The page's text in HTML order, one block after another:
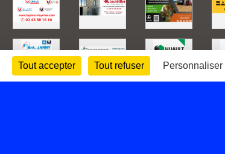
Tout accepter Tout refuser Personnaliser